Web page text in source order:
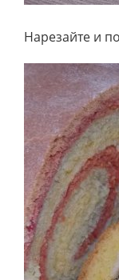
Нарезайте и